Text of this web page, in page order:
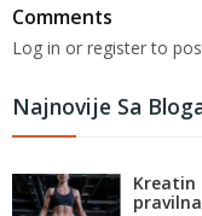
Comments
Log in or register to
Najnovije Sa
Kreatin